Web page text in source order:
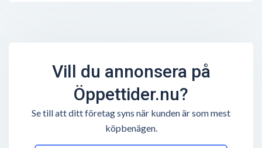
Vill du annonsera på
Öppettider.nu?
Se till att ditt företag syns när kunden är som mest
köpbenägen.